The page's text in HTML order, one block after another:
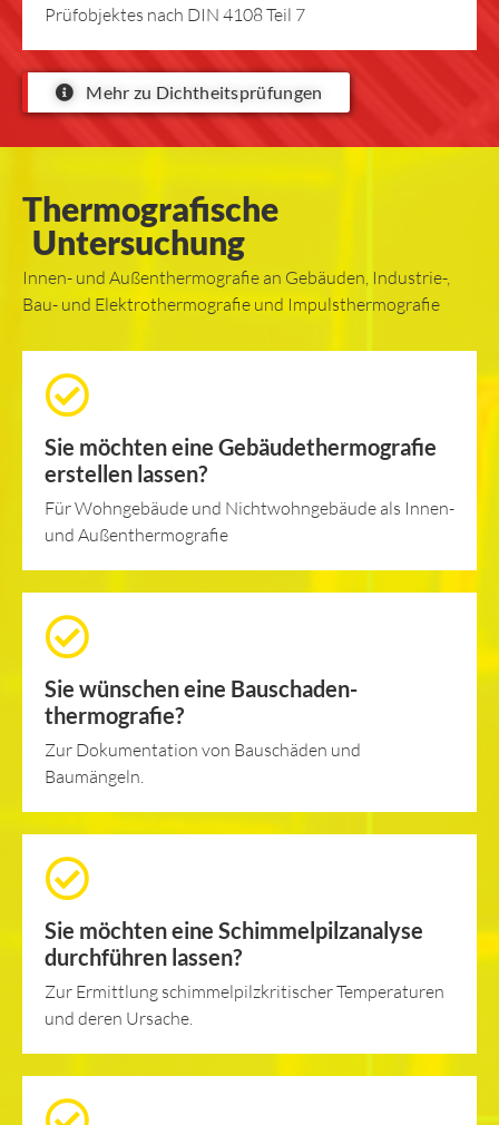
Prüfobjektes nach DIN 4108 Teil 7
Mehr zu Dichtheitsprüfungen
Thermografische
Untersuchung
Innen- und Außenthermografie an Gebäuden, Industrie-,
Bau- und Elektrothermografie und Impulsthermografie
Sie möchten eine Gebäudethermografie
erstellen lassen?
Für Wohngebäude und Nichtwohngebäude als Innen-
und Außenthermografie
Sie wünschen eine Bauschaden­
thermografie?
Zur Dokumentation von Bauschäden und
Baumängeln.
Sie möchten eine Schimmelpilzanalyse
durchführen lassen?
Zur Ermittlung schimmelpilzkritischer Temperaturen
und deren Ursache.